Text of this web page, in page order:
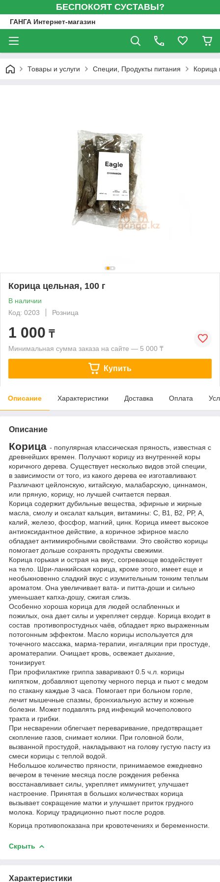
БЕСПОКОЯТ СУСТАВЫ?
ГАНГА Интернет-магазин
Товары и услуги Специи, Продукты питания Корица
Корица цельная, 100 г
В наличии
Код: 0203
Розница
1 000 ₸
Минимальная сумма заказа на сайте — 5 000 ₸
Купить
Описание Характеристики Доставка Оплата
Описание
Корица - популярная классическая пряность, известная с
древнейших времен. Получают корицу из внутренней коры
коричного дерева. Существует несколько видов этой специи,
в зависимости от того, из какого дерева ее изготавливают.
Различают цейлонскую, китайскую, малабарскую, циннамон,
или пряную, корицу, но лучшей считается первая.
Корица содержит дубильные вещества, эфирные и жирные
масла, смолу и оксалат кальция, витамины: С, В1, В2, РР, А,
калий, железо, фосфор, магний, цинк. Корица имеет высокое
антиоксидантное действие, а коричное эфирное масло
обладает антимикробными свойствами. Это свойство корицы
помогает дольше сохранять продукты свежими.
Корица горькая и острая на вкус, согревающе воздействует
на тело. Шри-ланкийская корица, кроме этого, имеет еще и
необыкновенно сладкий вкус с изумительным тонким теплым
ароматом. Она увеличивает вата- и питта-доши и сильно
уменьшает капха-дошу, сжигая слизь.
Особенно хороша корица для людей ослабленных и
пожилых, она дает силы и укрепляет сердце. Корица входит в
состав противопростудных чаёв, обладает ярко выраженным
потогонным эффектом. Масло корицы используется для
точечного массажа, марма-терапии, ингаляции при простуде,
ароматерапии. Очищает кровь, освежает дыхание,
тонизирует.
При профилактике гриппа заваривают 0.5 ч.л. корицы
кипятком, добавляют щепотку черного перца и пьют с медом
по стакану каждые 3 часа. Помогает при больном горле,
лечит мышечные спазмы, бронхиальную астму и кожные
болезни. Может подавлять ряд инфекций мочеполового
тракта и грибки.
При несварении облегчает переваривание, предотвращает
скопление газов, снимает колики. При головной боли,
вызванной простудой, накладывают на голову густую пасту из
смеси корицы с теплой водой.
Небольшое количество пряности, принимаемое ежедневно
вечером в течение месяца после рождения ребенка
восстанавливает силы, укрепляет иммунитет, улучшает
настроение. Принятая в больших количествах корица
вызывает сокращение матки и улучшает приток грудного
молока. Корицу традиционно пьют после родов.
Корица противопоказана при кровотечениях и беременности.
Скрыть
Характеристики